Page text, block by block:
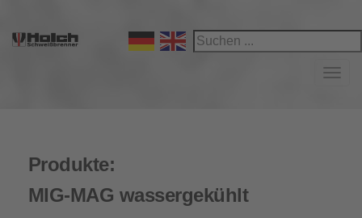
Produkte:
MIG-MAG wassergekühlt